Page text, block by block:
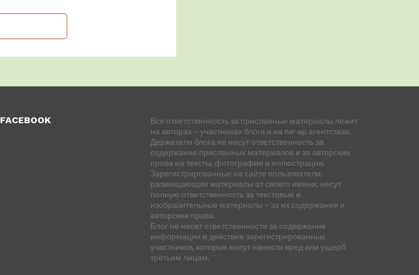
FACEBOOK
Вся ответственность за присланные материалы лежит
на авторах – участниках блога и на пи-ар агентствах.
Держатели блога не несут ответственность за
содержание присланных материалов и за авторские
права на тексты, фотографии и иллюстрации.
Зарегистрированные на сайте пользователи,
размещающие материалы от своего имени, несут
полную ответственность за текстовые и
изобразительные материалы – за их содержание и
авторские права.
Блог не несет ответственности за содержание
информации и действия зарегистрированных
участников, которые могут нанести вред или ущерб
третьим лицам.